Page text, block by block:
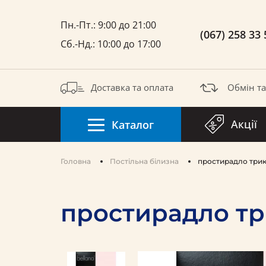
Пн.-Пт.: 9:00 до 21:00
Сб.-Нд.: 10:00 до 17:00
(067) 258 33
Доставка та оплата Обмін
Каталог Акції
Головна Постільна білизна простирадло
простирадло